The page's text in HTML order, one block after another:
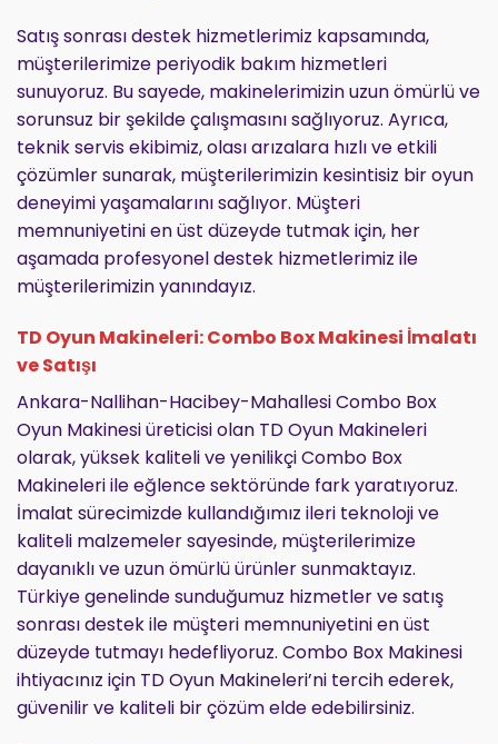
Satış sonrası destek hizmetlerimiz kapsamında,
müşterilerimize periyodik bakım hizmetleri
sunuyoruz. Bu sayede, makinelerimizin uzun ömürlü ve
sorunsuz bir şekilde çalışmasını sağlıyoruz. Ayrıca,
teknik servis ekibimiz, olası arızalara hızlı ve etkili
çözümler sunarak, müşterilerimizin kesintisiz bir oyun
deneyimi yaşamalarını sağlıyor. Müşteri
memnuniyetini en üst düzeyde tutmak için, her
aşamada profesyonel destek hizmetlerimiz ile
müşterilerimizin yanındayız.
TD Oyun Makineleri: Combo Box Makinesi İmalatı
ve Satışı
Ankara-Nallihan-Hacibey-Mahallesi Combo Box
Oyun Makinesi üreticisi olan TD Oyun Makineleri
olarak, yüksek kaliteli ve yenilikçi Combo Box
Makineleri ile eğlence sektöründe fark yaratıyoruz.
İmalat sürecimizde kullandığımız ileri teknoloji ve
kaliteli malzemeler sayesinde, müşterilerimize
dayanıklı ve uzun ömürlü ürünler sunmaktayız.
Türkiye genelinde sunduğumuz hizmetler ve satış
sonrası destek ile müşteri memnuniyetini en üst
düzeyde tutmayı hedefliyoruz. Combo Box Makinesi
ihtiyacınız için TD Oyun Makineleri’ni tercih ederek,
güvenilir ve kaliteli bir çözüm elde edebilirsiniz.